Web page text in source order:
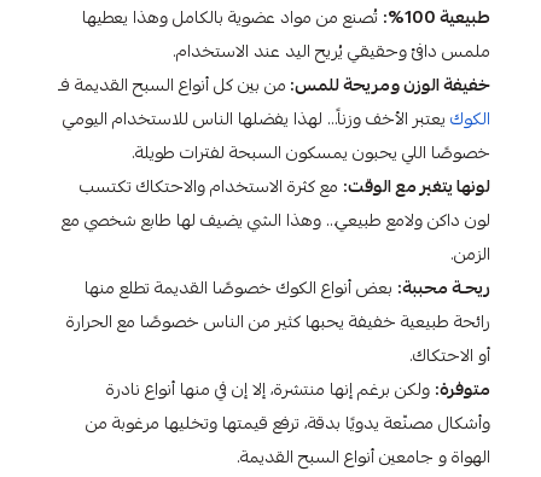
طبيعية 100%:
تُصنع من مواد عضوية بالكامل وهذا يعطيها
ملمس دافئ وحقيقي يُريح اليد عند الاستخدام.
خفيفة الوزن ومريحة للمس:من بين كل أنواع السبح القديمة فـ
الكوكيعتبر الأخف وزناً… لهذا يفضلها الناس للاستخدام اليومي
خصوصًا اللي يحبون يمسكون السبحة لفترات طويلة.
لونها يتغير مع الوقت:مع كثرة الاستخدام والاحتكاك تكتسب
لون داكن ولامع طبيعي… وهذا الشي يضيف لها طابع شخصي مع
الزمن.
ريحـة محببة:بعض أنواع الكوك خصوصًا القديمة تطلع منها
رائحة طبيعية خفيفة يحبها كثير من الناس خصوصًا مع الحرارة
أو الاحتكاك.
متوفرة:ولكن برغم إنها منتشرة، إلا إن في منها أنواع نادرة
وأشكال مصنّعة يدويًا بدقة، ترفع قيمتها وتخليها مرغوبة من
الهواة و جامعين أنواع السبح القديمة.